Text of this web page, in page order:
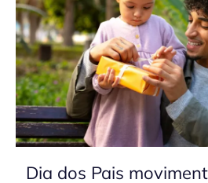
Dia dos Pais